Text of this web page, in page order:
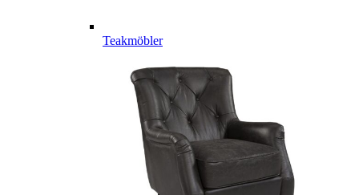
Teakmöbler